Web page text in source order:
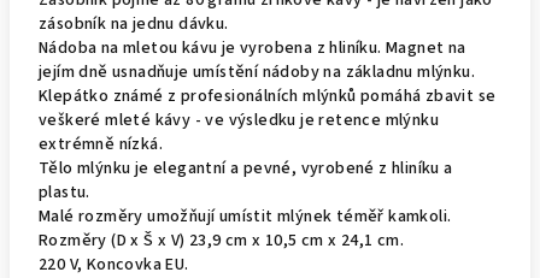
zásobník na jednu dávku.
Nádoba na mletou kávu je vyrobena z hliníku. Magnet na
jejím dně usnadňuje umístění nádoby na základnu mlýnku.
Klepátko známé z profesionálních mlýnků pomáhá zbavit se
veškeré mleté kávy - ve výsledku je retence mlýnku
extrémně nízká.
Tělo mlýnku je elegantní a pevné, vyrobené z hliníku a
plastu.
Malé rozměry umožňují umístit mlýnek téměř kamkoli.
Rozměry (D x Š x V) 23,9 cm x 10,5 cm x 24,1 cm.
220 V, Koncovka EU.